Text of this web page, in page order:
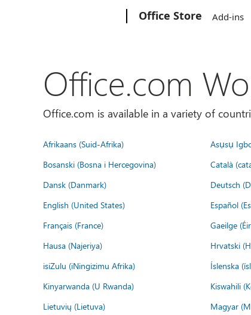
Office Store Add-ins
Office.com
Office.com is available in a variety of
Afrikaans (Suid-Afrika) Asụsụ
Bosanski (Bosna i Hercegovina)
Català
Dansk (Danmark)
Deutsch
English (United States)
Español
Français (France)
Gaeilge
Hausa (Najeriya)
Hrvatski
isiZulu (iNingizimu Afrika)
Íslenska
Kinyarwanda (U Rwanda)
Kiswahili
Lietuvių (Lietuva)
Magyar